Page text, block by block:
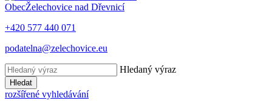
ObecŽelechovice nad Dřevnicí
+420 577 440 071
podatelna@zelechovice.eu
Hledaný výraz
Hledat
rozšířené vyhledávání